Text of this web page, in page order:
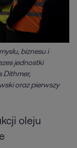
biznesu i
jednostki
Dithmer,
oraz pierwszy
oleju